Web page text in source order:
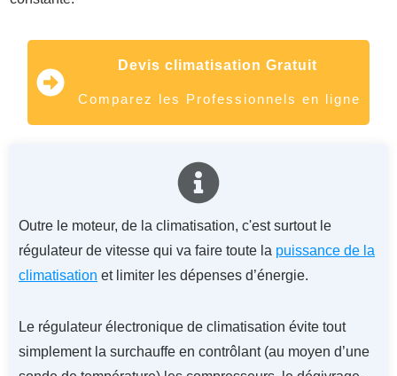
Devis climatisation Gratuit
Comparez les Professionnels en ligne
Outre le moteur, de la climatisation, c'est surtout le
régulateur de vitesse qui va faire toute la puissance de la
climatisation et limiter les dépenses d’énergie.
Le régulateur électronique de climatisation évite tout
simplement la surchauffe en contrôlant (au moyen d’une